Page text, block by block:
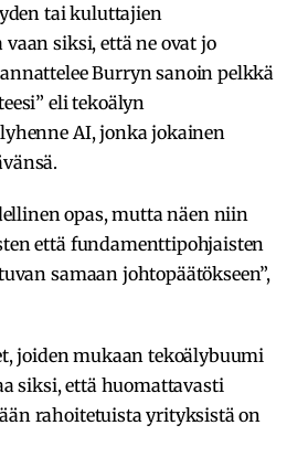
tai kuluttajien
siksi, että ne ovat jo
Burryn sanoin pelkkä
eli tekoälyn
AI, jonka jokainen
opas, mutta näen niin
että fundamenttipohjaisten
samaan johtopäätökseen”,
joiden mukaan tekoälybuumi
siksi, että huomattavasti
rahoitetuista yrityksistä on